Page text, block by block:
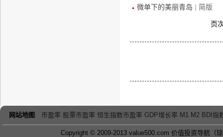
微单下的美丽青岛 | 简版
页
网站地图 市盈率 股票市盈率 恒生指数市盈率 GDP增长率 M1 M2 BDI指
Copyright © 2009-2013 value500.com 价值投资导航 （